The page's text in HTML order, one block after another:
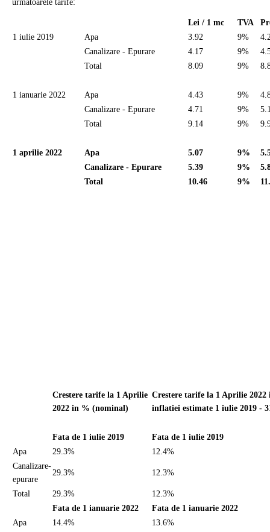
urmatoarele tarife:
Lei / 1 mc TVA
1 iulie 2019
Apa 3.92 9%
Canalizare - Epurare
4.17 9%
Total
8.09 9%
1 ianuarie 2022 Apa 4.43 9%
Canalizare - Epurare
4.71 9%
Total
9.14 9%
1 aprilie 2022 Apa 5.07 9%
Canalizare - Epurare
5.39 9%
Total
10.46 9%
Crestere tarife la 1 Aprilie
2022 in % (nominal)
Crestere tarife la 1 Aprilie
inflatiei estimate 1 iulie 2019 -
Fata de 1 iulie 2019
Fata de 1 iulie 2019
Apa
29.3%
12.4%
Canalizare-
epurare
29.3% 12.3%
Total 29.3%
12.3%
Fata de 1 ianuarie 2022
Fata de 1 ianuarie 2022
Apa
14.4%
13.6%